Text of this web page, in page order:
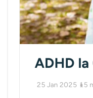
ADHD
25 Jan 2025 15